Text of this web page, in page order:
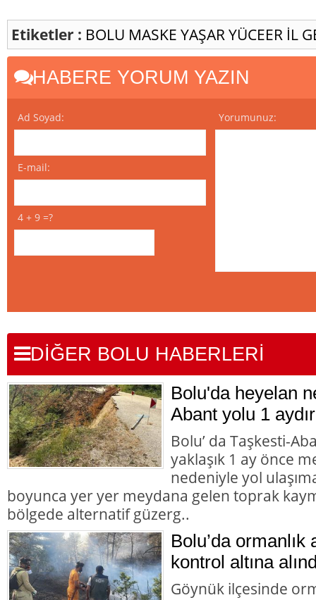
Etiketler : BOLU MASKE YAŞAR YÜCEER İL
HABERE YORUM YAZIN
Ad Soyad:
E-mail:
4 + 9 =?
Yorumunuz:
DİĞER BOLU HABERLERİ
Bolu'da heyelan
Abant yolu 1
Bolu’ da Taşkesti-
yaklaşık 1 ay önce
nedeniyle yol
boyunca yer yer meydana gelen toprak
bölgede alternatif güzerg..
Bolu’da ormanlık
kontrol altına
Göynük ilçesinde